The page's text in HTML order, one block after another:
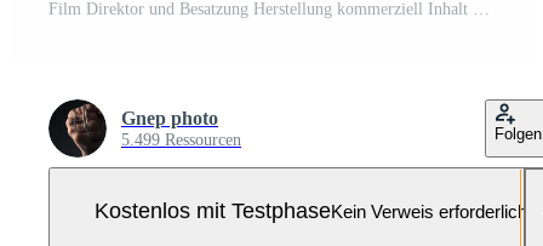
Film Direktor und Besatzung Herstellung kommerziell Inhalt Werbung im Studio. Pro Foto
Gnep photo
5.499 Ressourcen Folgen
Kostenlos mit TestphaseKein Verweis erforderlich